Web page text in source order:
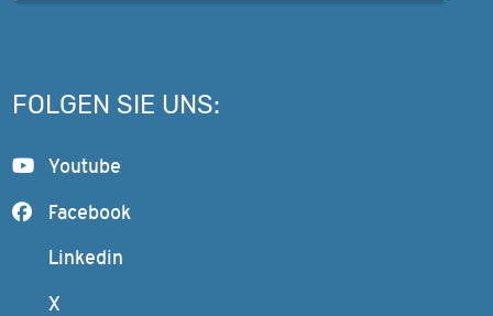
FOLGEN SIE UNS:
Youtube
Facebook
Linkedin
X